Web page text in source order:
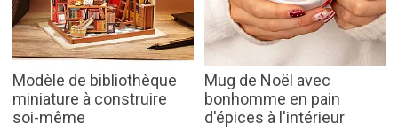
Modèle de bibliothèque
miniature à construire
soi-même
Mug de Noël avec
bonhomme en pain
d'épices à l'intérieur